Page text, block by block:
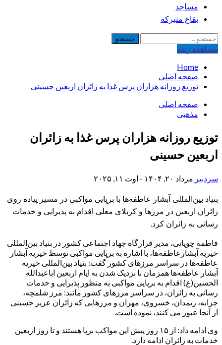
مساجد
بقاع متبرکه
جستجو
برای:
مشاهده‌ زنده
Home
صفحه اصلی
توزیع روزانه هزاران پرس غذا به زائران اربعین حسینی
صفحه اصلی
مذهبی
توزیع روزانه هزاران پرس غذا به زائران
اربعین حسینی
سردبیر مرداد ۲۰, ۱۴۰۴ - اوت ۱۱, ۲۰۲۵
بنیاد بین‌المللی آبشار عاطفه‌ها با برپایی مواکبی در مسیر پیاده روی
زائران اربعین در مرزها و کربلای معلی اقدام به پذیرایی و خدمات
رسانی به زائران کرد.
فاطمه چوپانی، مدیر قرارگاه جهاد اجتماعی کشور در بنیاد بین‌المللی
خیریه آبشارعاطفه‌ها، با اشاره به برپایی مواکبی توسط خیریه آبشار
عاطفه‌ها در سراسر مرزهای کشور گفت: بنیاد بین‌المللی خیریه
آبشار عاطفه‌ها همزمان با نزدیک شدن به ایام اربعین اباعبدالله
الحسین(ع) اقدام به برپایی مواکبی به منظور پذیرایی و خدمات
رسانی به زائران، در سراسر مرزهای کشور مانند: مرز شلمچه،
چزابه، ریمدان، خسروی، مهران و مرزهایی که زائران عزیز حسینی
از آنجا عبور می کنند، نموده است.
وی ادامه داد: از ۱۵ روز پیش این مواکب برپا هستند و تا روز اربعین
خدمات به زائران ادامه دارد.